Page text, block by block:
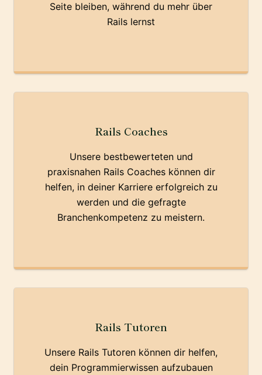
Seite bleiben, während du mehr über
Rails lernst
Rails Coaches
Unsere bestbewerteten und
praxisnahen Rails Coaches können dir
helfen, in deiner Karriere erfolgreich zu
werden und die gefragte
Branchenkompetenz zu meistern.
Rails Tutoren
Unsere Rails Tutoren können dir helfen,
dein Programmierwissen aufzubauen